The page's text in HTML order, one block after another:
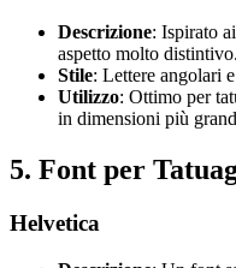
Descrizione: Ispirato
aspetto molto distintivo.
Stile: Lettere angolari
Utilizzo: Ottimo per
in dimensioni più
5. Font per
Helvetica